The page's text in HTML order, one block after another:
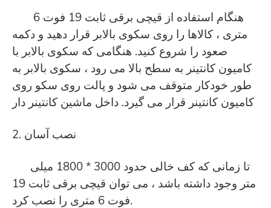
متری ، کالاها را روی سکوی بالابر قرار دهید و دکمه
صعود را شروع کنید. هنگامی که سکوی بالابر با
کامیون کانتینر به سطح بالا می رود ، سکوی بالابر به
طور خودکار متوقف می شود و پالت روی سکو روی
کامیون کانتینر قرار می گیرد. داخل ماشین کانتینر دار
2. نصب آسان
متر وجود داشته باشد ، می توان قیچی برقی ثابت 19
فوت 6 متری را نصب کرد.